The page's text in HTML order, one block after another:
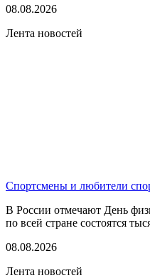
08.08.2026
Лента новостей
Спортсмены и любители
В России отмечают День
по всей стране состоятся
08.08.2026
Лента новостей